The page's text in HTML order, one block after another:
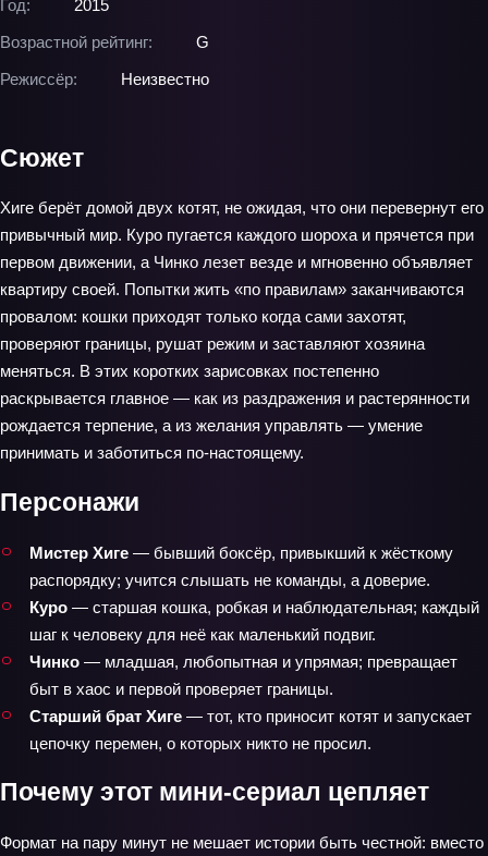
Год:
2015
Возрастной рейтинг:
G
Режиссёр:
Неизвестно
Сюжет
Хиге берёт домой двух котят, не ожидая, что они перевернут его
привычный мир. Куро пугается каждого шороха и прячется при
первом движении, а Чинко лезет везде и мгновенно объявляет
квартиру своей. Попытки жить «по правилам» заканчиваются
провалом: кошки приходят только когда сами захотят,
проверяют границы, рушат режим и заставляют хозяина
меняться. В этих коротких зарисовках постепенно
раскрывается главное — как из раздражения и растерянности
рождается терпение, а из желания управлять — умение
принимать и заботиться по‑настоящему.
Персонажи
Мистер Хиге — бывший боксёр, привыкший к жёсткому
распорядку; учится слышать не команды, а доверие.
Куро — старшая кошка, робкая и наблюдательная; каждый
шаг к человеку для неё как маленький подвиг.
Чинко — младшая, любопытная и упрямая; превращает
быт в хаос и первой проверяет границы.
Старший брат Хиге — тот, кто приносит котят и запускает
цепочку перемен, о которых никто не просил.
Почему этот мини-сериал цепляет
Формат на пару минут не мешает истории быть честной: вместо